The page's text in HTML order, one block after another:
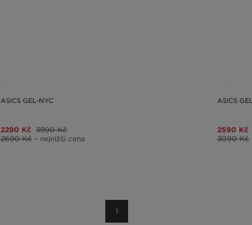
ASICS GEL-NYC
2290 Kč 3990 Kč
2690 Kč – nejnižší cena
ASICS
2590 Kč
3090 Kč
1